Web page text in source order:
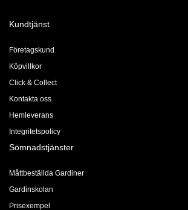
Kundtjänst
Företagskund
Köpvillkor
Click & Collect
Kontakta oss
Hemleverans
Integritetspolicy
Sömnadstjänster
Måttbeställda Gardiner
Gardinskolan
Prisexempel